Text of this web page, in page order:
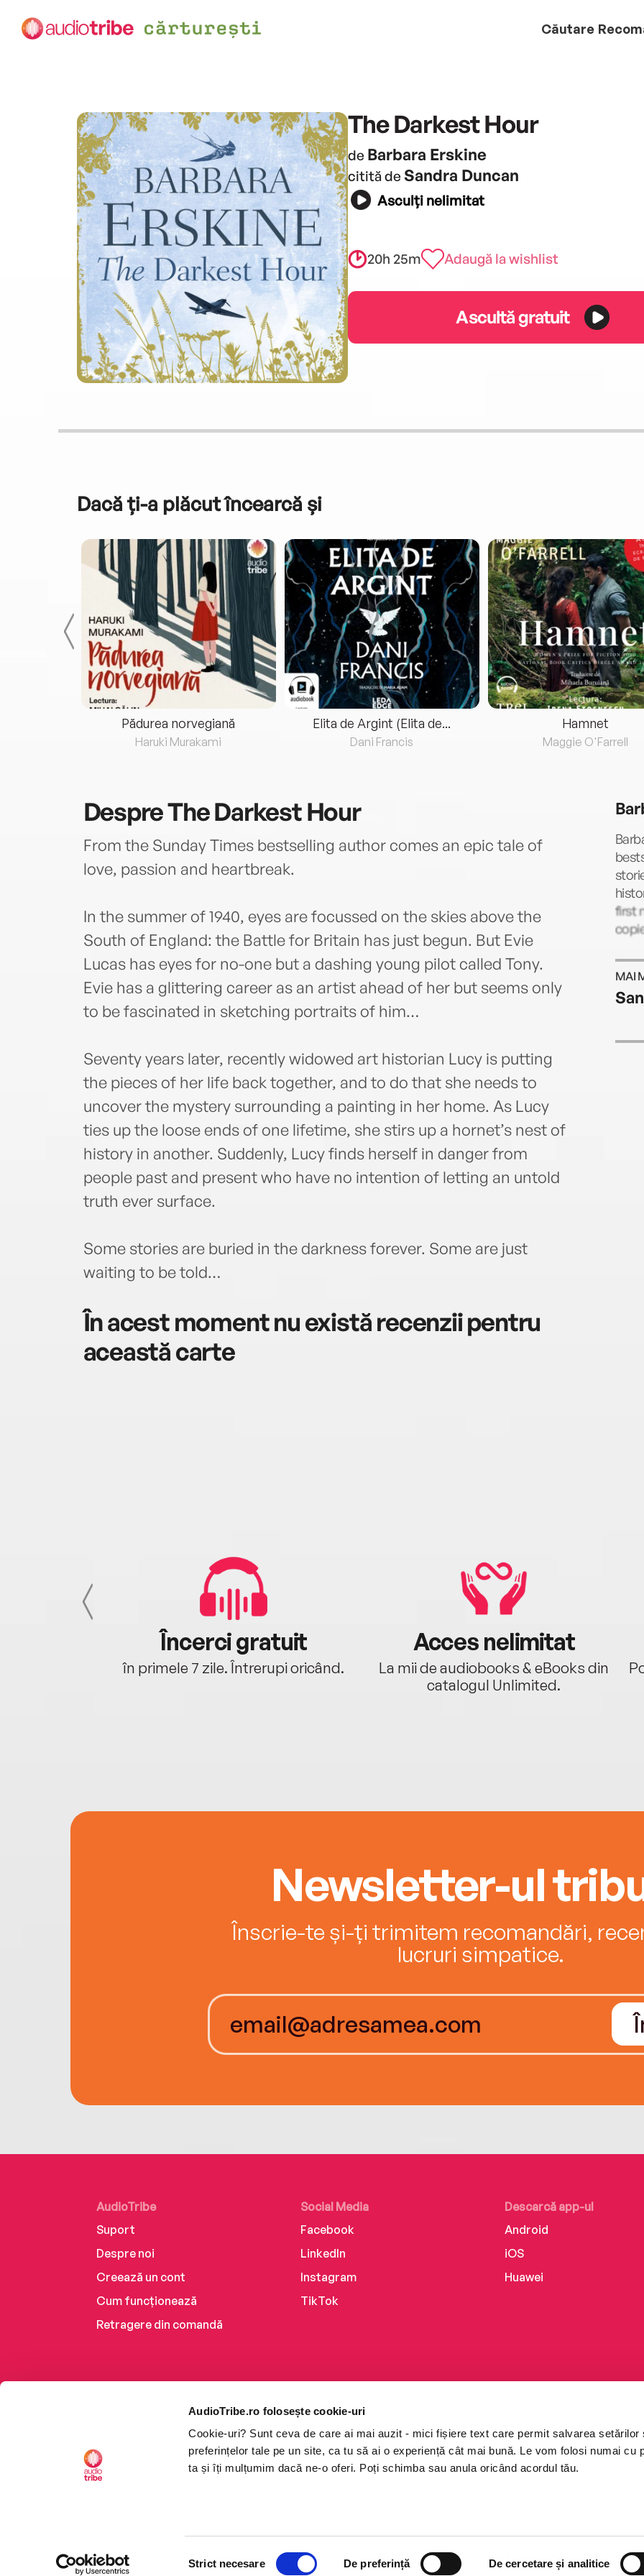
AudioTribe.ro folosește cookie-uri
Cookie-uri? Sunt ceva de care ai mai auzit - mici fișiere text care permit salvarea setărilor
preferințelor tale pe un site, ca tu să ai o experiență cât mai bună. Le vom folosi numai cu
ta și îți mulțumim dacă ne-o oferi. Poți schimba sau anula oricând acordul tău.
Strict necesare De preferință De cercetare și analitice
Căutare
The Darkest Hour
de Barbara Erskine
citită de Sandra Duncan
Asculți nelimitat
20h 25m Adaugă la wishlist
Ascultă gratuit
Dacă ți-a plăcut încearcă și
Pădurea norvegiană
Haruki Murakami
Elita de Argint (Elita de...
Dani Francis
Hamnet
Maggie O'Farrell
DespreThe Darkest Hour
From the Sunday Times bestselling author comes an epic tale of
love, passion and heartbreak.
In the summer of 1940, eyes are focussed on the skies above the
South of England: the Battle for Britain has just begun. But Evie
Lucas has eyes for no-one but a dashing young pilot called Tony.
Evie has a glittering career as an artist ahead of her but seems only
to be fascinated in sketching portraits of him…
Seventy years later, recently widowed art historian Lucy is putting
the pieces of her life back together, and to do that she needs to
uncover the mystery surrounding a painting in her home. As Lucy
ties up the loose ends of one lifetime, she stirs up a hornet’s nest of
history in another. Suddenly, Lucy finds herself in danger from
people past and present who have no intention of letting an untold
truth ever surface.
Some stories are buried in the darkness forever. Some are just
waiting to be told…
În acest moment nu există recenzii pentru
această carte
first
MAI
Încerci gratuit
în primele 7 zile. Întrerupi oricând.
Acces nelimitat
La mii de audiobooks & eBooks din
catalogul Unlimited.
Newsletter-ul
Înscrie-te și-ți trimitem recomandări,
lucruri simpatice.
AudioTribe
Suport
Despre noi
Creează un cont
Cum funcționează
Retragere din comandă
Social Media
Facebook
LinkedIn
Instagram
TikTok
Descarcă app-ul
Android
iOS
Huawei
©2026 Nemo EPG SRL. Toate drepturile rezervate.